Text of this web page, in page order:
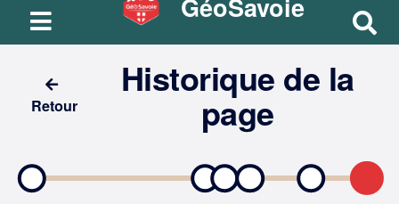
GéoSavoie
e
c
h
Retour
Historique de la
page